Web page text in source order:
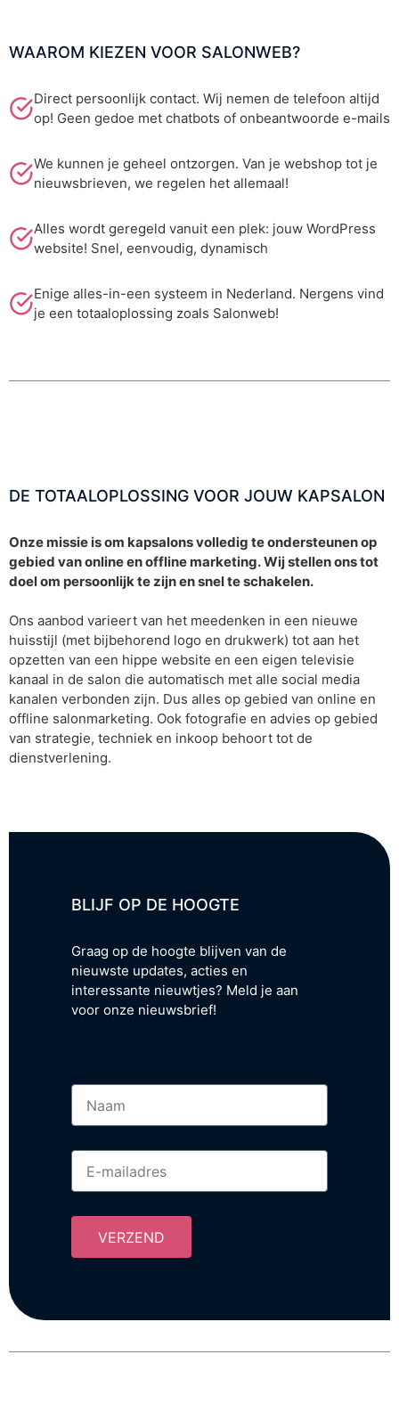
WAAROM KIEZEN VOOR SALONWEB?
Direct persoonlijk contact. Wij nemen de telefoon altijd
op! Geen gedoe met chatbots of onbeantwoorde e-mails
We kunnen je geheel ontzorgen. Van je webshop tot je
nieuwsbrieven, we regelen het allemaal!
Alles wordt geregeld vanuit een plek: jouw WordPress
website! Snel, eenvoudig, dynamisch
Enige alles-in-een systeem in Nederland. Nergens vind
je een totaaloplossing zoals Salonweb!
DE TOTAALOPLOSSING VOOR JOUW KAPSALON
Onze missie is om kapsalons volledig te ondersteunen op
gebied van online en offline marketing. Wij stellen ons tot
doel om persoonlijk te zijn en snel te schakelen.
Ons aanbod varieert van het meedenken in een nieuwe
huisstijl (met bijbehorend logo en drukwerk) tot aan het
opzetten van een hippe website en een eigen televisie
kanaal in de salon die automatisch met alle social media
kanalen verbonden zijn. Dus alles op gebied van online en
offline salonmarketing. Ook fotografie en advies op gebied
van strategie, techniek en inkoop behoort tot de
dienstverlening.
BLIJF OP DE HOOGTE
Graag op de hoogte blijven van de
nieuwste updates, acties en
interessante nieuwtjes? Meld je aan
voor onze nieuwsbrief!
VERZEND